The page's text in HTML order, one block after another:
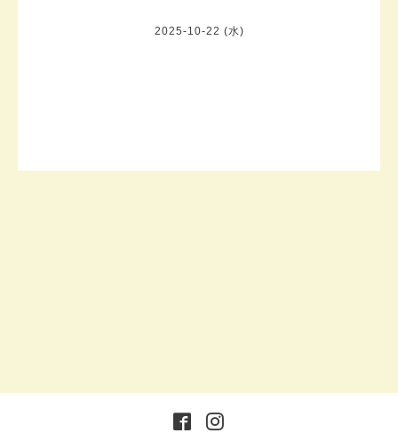
2025-10-22 (水)